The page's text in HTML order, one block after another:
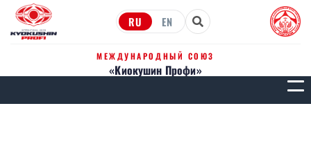
RU EN
МЕЖДУНАРОДНЫЙ СОЮЗ
«Киокушин Профи»